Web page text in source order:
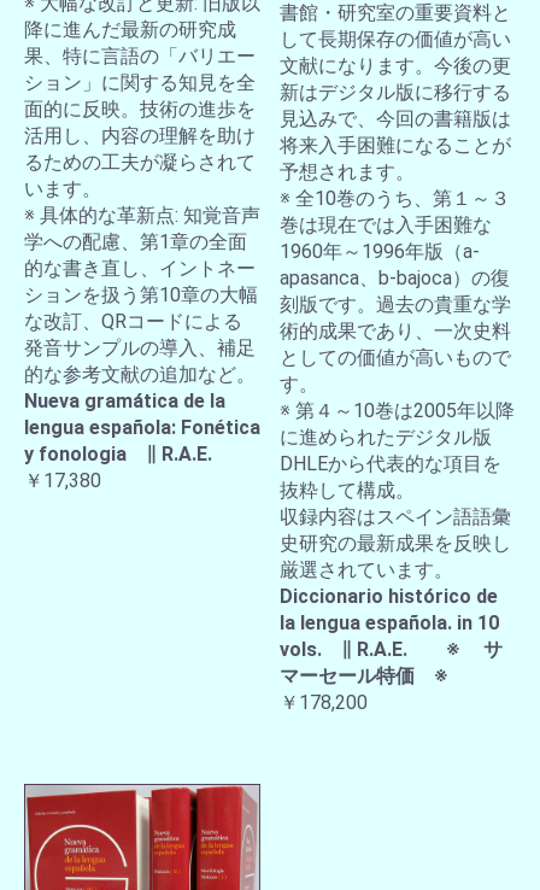
降に進んだ最新の研究成
果、特に言語の「バリエー
ション」に関する知見を全
面的に反映。技術の進歩を
活用し、内容の理解を助け
るための工夫が凝らされて
います。
※ 具体的な革新点: 知覚音声
学への配慮、第1章の全面
的な書き直し、イントネー
ションを扱う第10章の大幅
な改訂、QRコードによる
発音サンプルの導入、補足
的な参考文献の追加など。
Nueva gramática de la
lengua española: Fonética
y fonologia ∥ R.A.E.
￥17,380
書館・研究室の重要資料と
して長期保存の価値が高い
文献になります。今後の更
新はデジタル版に移行する
見込みで、今回の書籍版は
将来入手困難になることが
予想されます。
※ 全10巻のうち、第１～３
巻は現在では入手困難な
1960年～1996年版（a-
apasanca、b-bajoca）の復
刻版です。過去の貴重な学
術的成果であり、一次史料
としての価値が高いもので
す。
※ 第４～10巻は2005年以降
に進められたデジタル版
DHLEから代表的な項目を
抜粋して構成。
収録内容はスペイン語語彙
史研究の最新成果を反映し
厳選されています。
Diccionario histórico de
la lengua española. in 10
vols. ∥ R.A.E. ※ サ
マーセール特価 ※
￥178,200